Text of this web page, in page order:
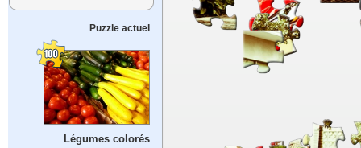
Puzzle actuel
Légumes colorés